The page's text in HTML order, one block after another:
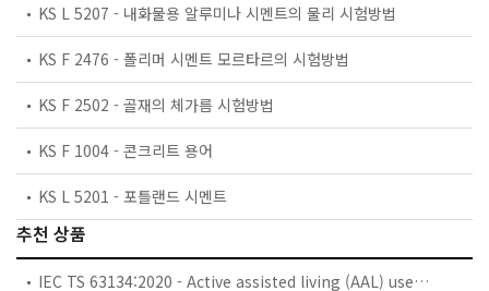
KS L 5207 - 내화물용 알루미나 시멘트의 물리 시험방법
KS F 2476 - 폴리머 시멘트 모르타르의 시험방법
KS F 2502 - 골재의 체가름 시험방법
KS F 1004 - 콘크리트 용어
KS L 5201 - 포틀랜드 시멘트
추천 상품
IEC TS 63134:2020 - Active assisted living (AAL) use cases